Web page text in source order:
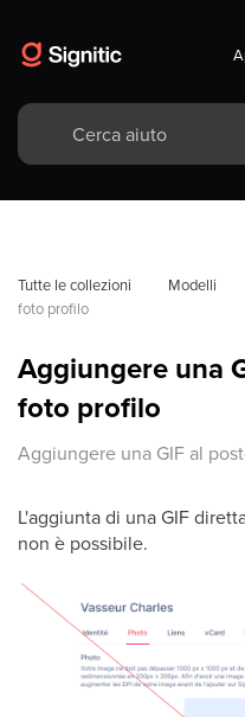
Tutte le collezioni Modelli
foto profilo
Aggiungere una
foto profilo
Aggiungere una GIF al
L'aggiunta di una GIF
non è possibile.